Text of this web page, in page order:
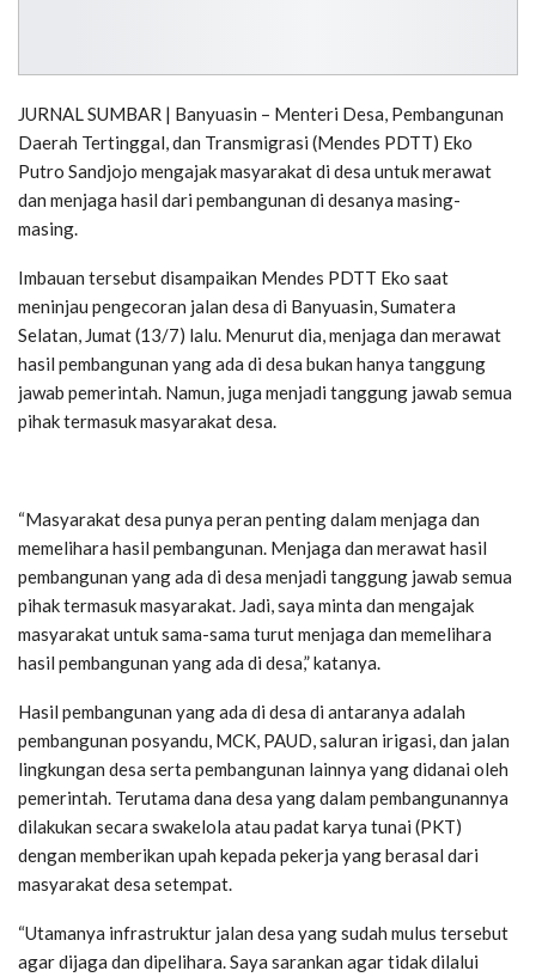
JURNAL SUMBAR | Banyuasin – Menteri Desa, Pembangunan
Daerah Tertinggal, dan Transmigrasi (Mendes PDTT) Eko
Putro Sandjojo mengajak masyarakat di desa untuk merawat
dan menjaga hasil dari pembangunan di desanya masing-
masing.
Imbauan tersebut disampaikan Mendes PDTT Eko saat
meninjau pengecoran jalan desa di Banyuasin, Sumatera
Selatan, Jumat (13/7) lalu. Menurut dia, menjaga dan merawat
hasil pembangunan yang ada di desa bukan hanya tanggung
jawab pemerintah. Namun, juga menjadi tanggung jawab semua
pihak termasuk masyarakat desa.
“Masyarakat desa punya peran penting dalam menjaga dan
memelihara hasil pembangunan. Menjaga dan merawat hasil
pembangunan yang ada di desa menjadi tanggung jawab semua
pihak termasuk masyarakat. Jadi, saya minta dan mengajak
masyarakat untuk sama-sama turut menjaga dan memelihara
hasil pembangunan yang ada di desa,” katanya.
Hasil pembangunan yang ada di desa di antaranya adalah
pembangunan posyandu, MCK, PAUD, saluran irigasi, dan jalan
lingkungan desa serta pembangunan lainnya yang didanai oleh
pemerintah. Terutama dana desa yang dalam pembangunannya
dilakukan secara swakelola atau padat karya tunai (PKT)
dengan memberikan upah kepada pekerja yang berasal dari
masyarakat desa setempat.
“Utamanya infrastruktur jalan desa yang sudah mulus tersebut
agar dijaga dan dipelihara. Saya sarankan agar tidak dilalui